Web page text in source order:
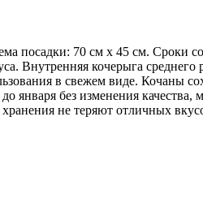
посадки: 70 см х 45 см. Сроки
Внутренняя кочерыга среднего
в свежем виде. Кочаны
января без изменения
не теряют отличных